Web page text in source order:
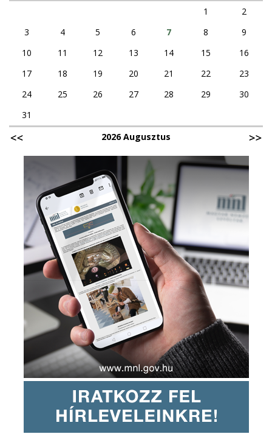
1
2
3
4 5 6 7 8
9
10
11 12 13 14 15
16
17
18 19 20 21 22
23
24
25 26 27 28 29
30
31
2026 Augusztus